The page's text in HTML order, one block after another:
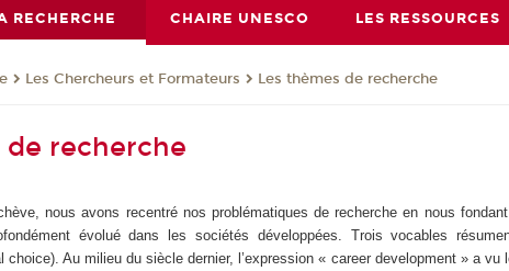
RECHERCHE CHAIRE UNESCO LES RESSOURCES
Les Chercheurs et Formateurs Les thèmes de recherche
de recherche
nous avons recentré nos problématiques de recherche en nous
évolué dans les sociétés développées. Trois vocables
choice). Au milieu du siècle dernier, l’expression « career development » a